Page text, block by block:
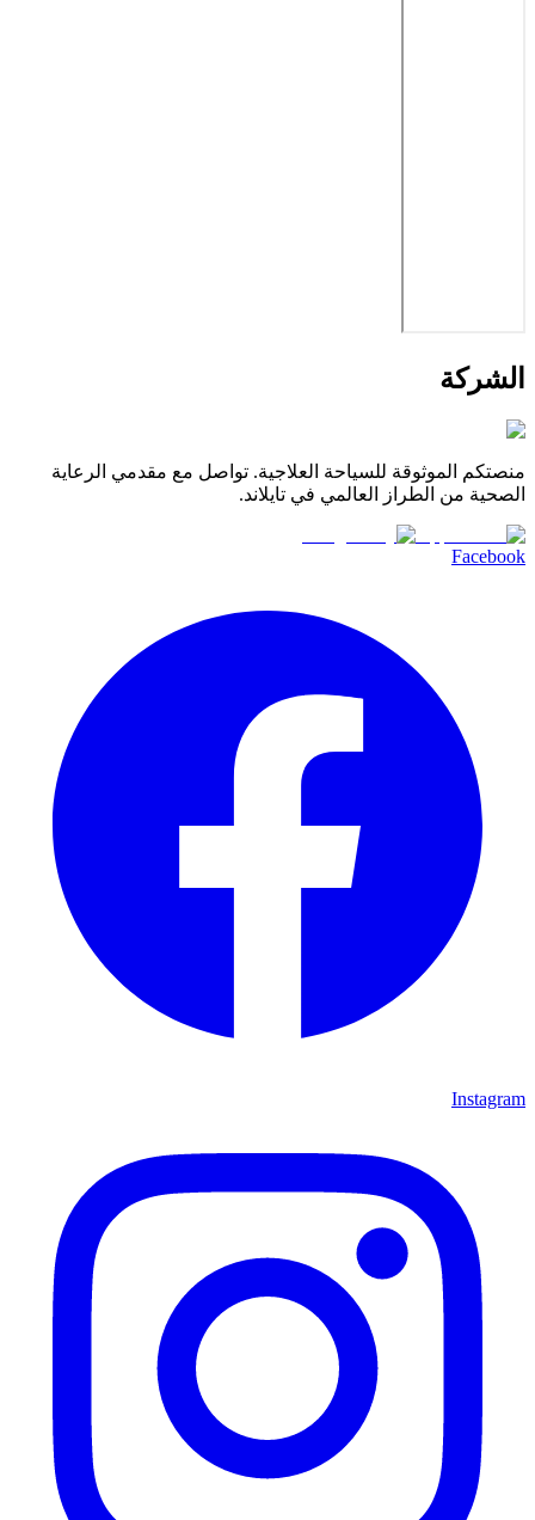
الشركة
منصتكم الموثوقة للسياحة العلاجية. تواصل مع مقدمي الرعاية
الصحية من الطراز العالمي في تايلاند.
Facebook
Instagram